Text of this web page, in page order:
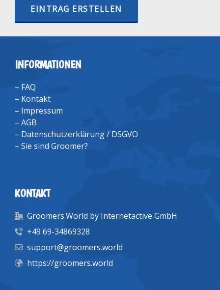
EINTRAG ERSTELLEN
INFORMATIONEN
– FAQ
– Kontakt
– Impressum
– AGB
– Datenschutzerklärung / DSGVO
– Sie sind Groomer?
KONTAKT
Groomers.World by Internetactive GmbH
+49 69-34869328
support@groomers.world
https://groomers.world